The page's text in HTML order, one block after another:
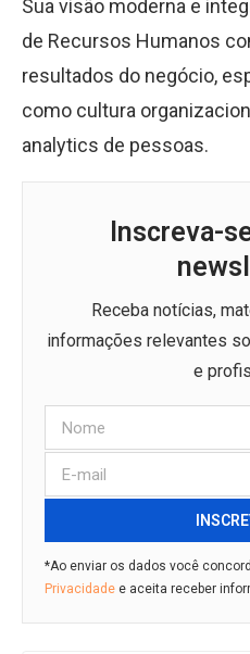
Sua visão moderna e
de Recursos Humanos
resultados do negócio,
como cultura
analytics de pessoas.
Inscreva-
Receba notícias,
informações relevantes
e
*Ao enviar os dados você
Privacidade e aceita receber